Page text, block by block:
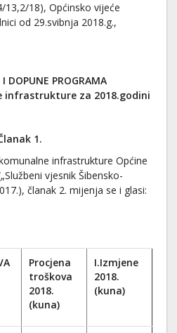
13,2/18), Općinsko vijeće
od 29.svibnja 2018.g.,
I DOPUNE PROGRAMA
infrastrukture za 2018.godini
1.
infrastrukture Općine
vjesnik Šibensko-
članak 2. mijenja se i glasi:
Procjena
troškova
2018.
(kuna)
I.Izmjene
2018.
(kuna)